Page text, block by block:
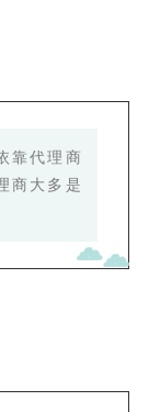
靠代理商
商大多是